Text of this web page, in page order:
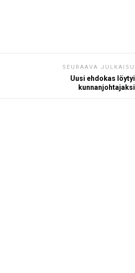
SEURAAVA JULKAISU
Uusi ehdokas löytyi
kunnanjohtajaksi